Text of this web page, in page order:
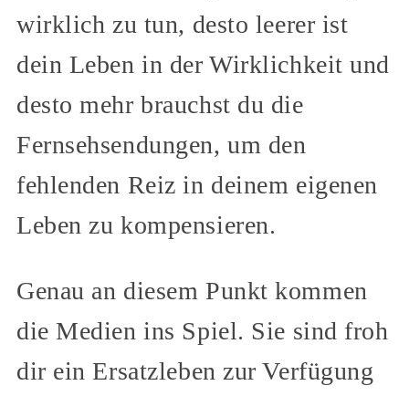
wirklich zu tun, desto leerer ist
dein Leben in der Wirklichkeit und
desto mehr brauchst du die
Fernsehsendungen, um den
fehlenden Reiz in deinem eigenen
Leben zu kompensieren.
Genau an diesem Punkt kommen
die Medien ins Spiel. Sie sind froh
dir ein Ersatzleben zur Verfügung